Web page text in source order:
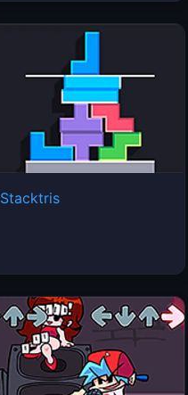
Stacktris